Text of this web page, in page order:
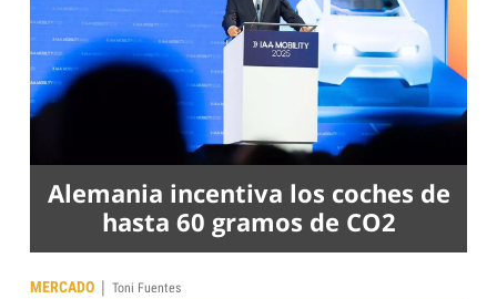
Alemania incentiva los coches de
hasta 60 gramos de CO2
MERCADO | Toni Fuentes